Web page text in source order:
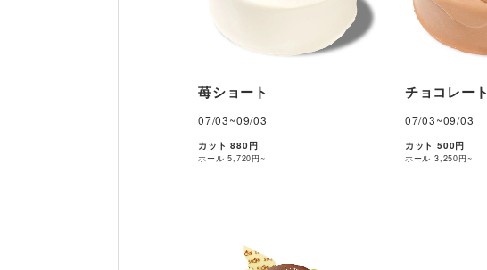
苺ショート
07/03~09/03
カット 880円
ホール5,720円~
チョコレート
07/03~09/03
カット 500円
ホール3,250円~